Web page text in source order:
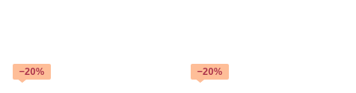
−20% −20%